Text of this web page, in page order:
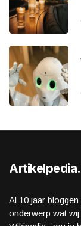
Al 10 jaar
onderwerp wat